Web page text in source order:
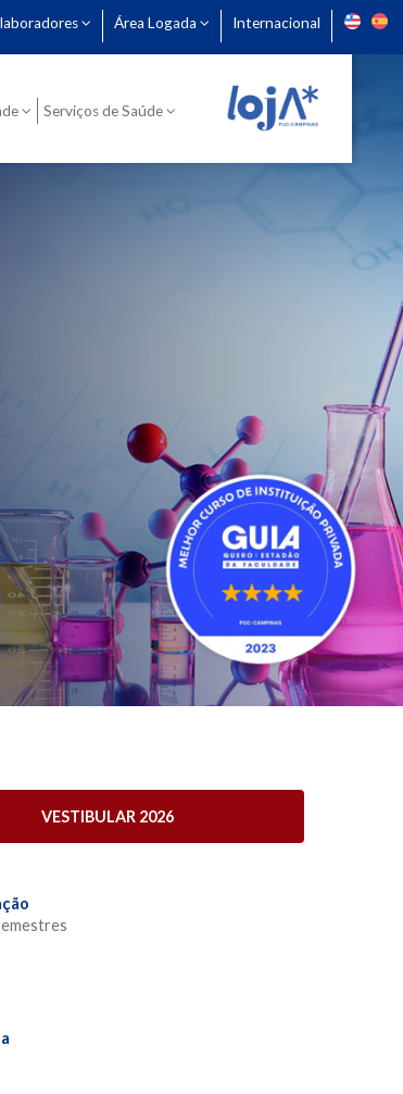
Área Logada Internacional
Serviços de Saúde
VESTIBULAR 2026